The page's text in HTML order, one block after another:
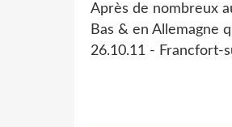
Après de nombreux
Bas & en Allemagne
26.10.11 - Francfort-